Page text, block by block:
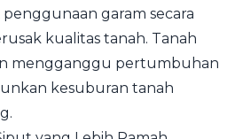
garam secara
kualitas tanah. Tanah
mengganggu pertumbuhan
kesuburan tanah